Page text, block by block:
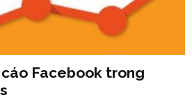
Facebook trong